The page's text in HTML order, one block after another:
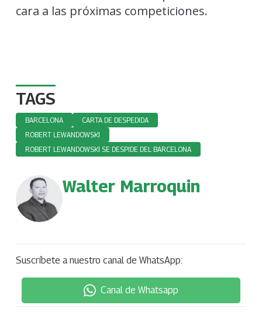
cara a las próximas competiciones.
TAGS
BARCELONA
CARTA DE DESPEDIDA
ROBERT LEWANDOWSKI
ROBERT LEWANDOWSKI SE DESPIDE DEL BARCELONA
Walter Marroquin
Suscríbete a nuestro canal de WhatsApp:
Canal de Whatsapp